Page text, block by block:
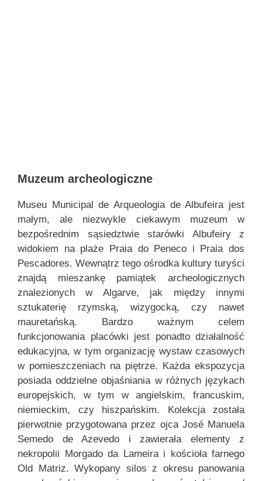
Muzeum archeologiczne
Museu Municipal de Arqueologia de Albufeira jest
małym, ale niezwykle ciekawym muzeum w
bezpośrednim sąsiedztwie starówki Albufeiry z
widokiem na plaże Praia do Peneco i Praia dos
Pescadores. Wewnątrz tego ośrodka kultury turyści
znajdą mieszankę pamiątek archeologicznych
znalezionych w Algarve, jak między innymi
sztukaterię rzymską, wizygocką, czy nawet
mauretańską. Bardzo ważnym celem
funkcjonowania placówki jest ponadto działalność
edukacyjna, w tym organizację wystaw czasowych
w pomieszczeniach na piętrze. Każda ekspozycja
posiada oddzielne objaśniania w różnych językach
europejskich, w tym w angielskim, francuskim,
niemieckim, czy hiszpańskim. Kolekcja została
pierwotnie przygotowana przez ojca José Manuela
Semedo de Azevedo i zawierała elementy z
nekropolii Morgado da Lameira i kościoła farnego
Old Matriz. Wykopany silos z okresu panowania